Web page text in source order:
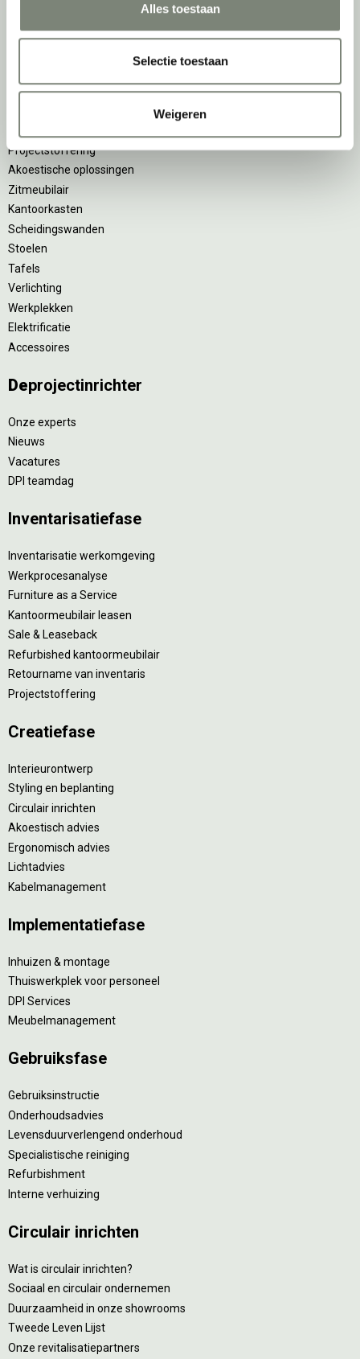
Alles toestaan
Selectie toestaan
Weigeren
keer actief te kijken naar de duurzaamste optie.
Belangrijke categorieën
Ergonomische bureaustoelen
Projectstoffering
Akoestische oplossingen
Zitmeubilair
Kantoorkasten
Scheidingswanden
Stoelen
Tafels
Verlichting
Werkplekken
Elektrificatie
Accessoires
Deprojectinrichter
Onze experts
Nieuws
Vacatures
DPI teamdag
Inventarisatiefase
Inventarisatie werkomgeving
Werkprocesanalyse
Furniture as a Service
Kantoormeubilair leasen
Sale & Leaseback
Refurbished kantoormeubilair
Retourname van inventaris
Projectstoffering
Creatiefase
Interieurontwerp
Styling en beplanting
Circulair inrichten
Akoestisch advies
Ergonomisch advies
Lichtadvies
Kabelmanagement
Implementatiefase
Inhuizen & montage
Thuiswerkplek voor personeel
DPI Services
Meubelmanagement
Gebruiksfase
Gebruiksinstructie
Onderhoudsadvies
Levensduurverlengend onderhoud
Specialistische reiniging
Refurbishment
Interne verhuizing
Circulair inrichten
Wat is circulair inrichten?
Sociaal en circulair ondernemen
Duurzaamheid in onze showrooms
Tweede Leven Lijst
Onze revitalisatiepartners